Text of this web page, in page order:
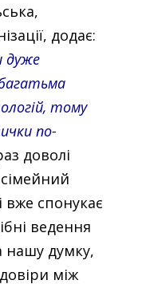
додає:
дуже
тому
по-
доволі
вже спонукає
ведення
нашу думку,
між